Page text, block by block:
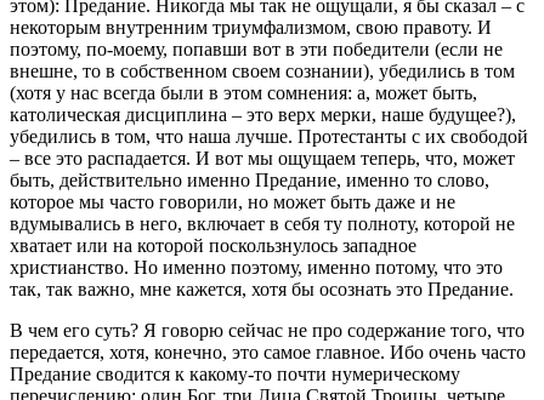
этом): Предание. Никогда мы так не ощущали, я бы сказал – с
некоторым внутренним триумфализмом, свою правоту. И
поэтому, по-моему, попавши вот в эти победители (если не
внешне, то в собственном своем сознании), убедились в том
(хотя у нас всегда были в этом сомнения: а, может быть,
католическая дисциплина – это верх мерки, наше будущее?),
убедились в том, что наша лучше. Протестанты с их свободой
– все это распадается. И вот мы ощущаем теперь, что, может
быть, действительно именно Предание, именно то слово,
которое мы часто говорили, но может быть даже и не
вдумывались в него, включает в себя ту полноту, которой не
хватает или на которой поскользнулось западное
христианство. Но именно поэтому, именно потому, что это
так, так важно, мне кажется, хотя бы осознать это Предание.
В чем его суть? Я говорю сейчас не про содержание того, что
передается, хотя, конечно, это самое главное. Ибо очень часто
Предание сводится к какому-то почти нумерическому
перечислению: один Бог, три Лица Святой Троицы, четыре